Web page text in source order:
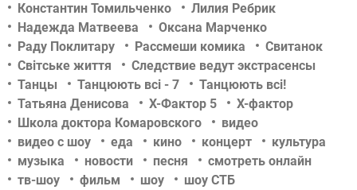
Константин Томильченко
Лилия Ребрик
Надежда Матвеева
Оксана Марченко
Раду Поклитару
Рассмеши комика
Свитанок
Світське життя
Следствие ведут экстрасенсы
Танцы
Танцюють всі - 7
Танцюють всі!
Татьяна Денисова
Х-Фактор 5
Х-фактор
Школа доктора Комаровского
видео
видео с шоу
еда кино концерт
культура
музыка
новости песня
смотреть онлайн
тв-шоу
фильм шоу шоу СТБ